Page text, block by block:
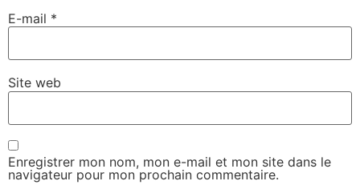
E-mail *
Site web
Enregistrer mon nom, mon e-mail et mon site dans le
navigateur pour mon prochain commentaire.